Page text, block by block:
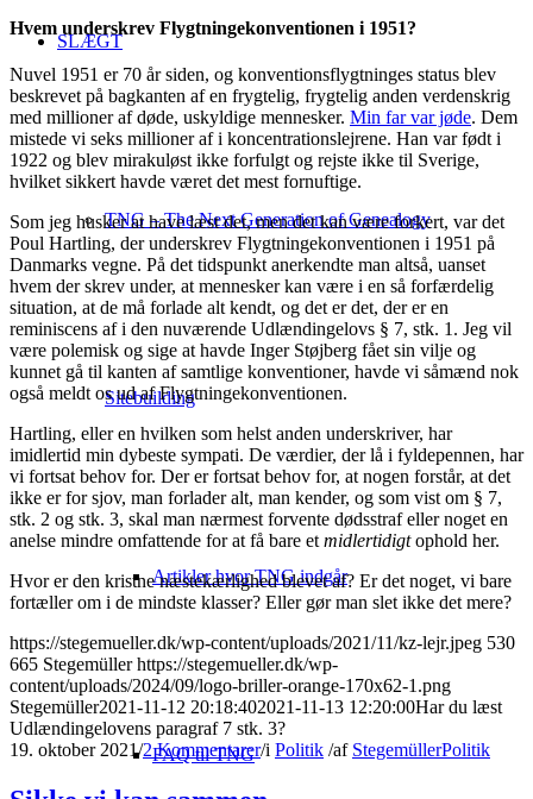
SLÆGT
TNG – The Next Generation of Genealogy
Sitebuilding
Artikler hvor TNG indgår
FAQ til TNG
Hvem underskrev Flygtningekonventionen i 1951?
Nuvel 1951 er 70 år siden, og konventionsflygtninges status blev
beskrevet på bagkanten af en frygtelig, frygtelig anden verdenskrig
med millioner af døde, uskyldige mennesker. Min far var jøde. Dem
mistede vi seks millioner af i koncentrationslejrene. Han var født i
1922 og blev mirakuløst ikke forfulgt og rejste ikke til Sverige,
hvilket sikkert havde været det mest fornuftige.
Som jeg husker at have læst det, men det kan være forkert, var det
Poul Hartling, der underskrev Flygtningekonventionen i 1951 på
Danmarks vegne. På det tidspunkt anerkendte man altså, uanset
hvem der skrev under, at mennesker kan være i en så forfærdelig
situation, at de må forlade alt kendt, og det er det, der er en
reminiscens af i den nuværende Udlændingelovs § 7, stk. 1. Jeg vil
være polemisk og sige at havde Inger Støjberg fået sin vilje og
kunnet gå til kanten af samtlige konventioner, havde vi såmænd nok
også meldt os ud af Flygtningekonventionen.
Hartling, eller en hvilken som helst anden underskriver, har
imidlertid min dybeste sympati. De værdier, der lå i fyldepennen, har
vi fortsat behov for. Der er fortsat behov for, at nogen forstår, at det
ikke er for sjov, man forlader alt, man kender, og som vist om § 7,
stk. 2 og stk. 3, skal man nærmest forvente dødsstraf eller noget en
anelse mindre omfattende for at få bare etmidlertidigtophold her.
Hvor er den kristne næstekærlighed blevet af? Er det noget, vi bare
fortæller om i de mindste klasser? Eller gør man slet ikke det mere?
https://stegemueller.dk/wp-content/uploads/2021/11/kz-lejr.jpeg 530
665 Stegemüller https://stegemueller.dk/wp-
content/uploads/2024/09/logo-briller-orange-170x62-1.png
Stegemüller2021-11-12 20:18:402021-11-13 12:20:00Har du læst
Udlændingelovens paragraf 7 stk. 3?
19. oktober 2021/2 Kommentarer/i Politik /af StegemüllerPolitik